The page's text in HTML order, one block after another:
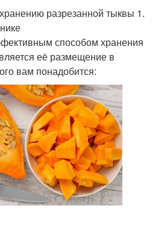
разрезанной тыквы 1.
способом хранения
её размещение в
вам понадобится: